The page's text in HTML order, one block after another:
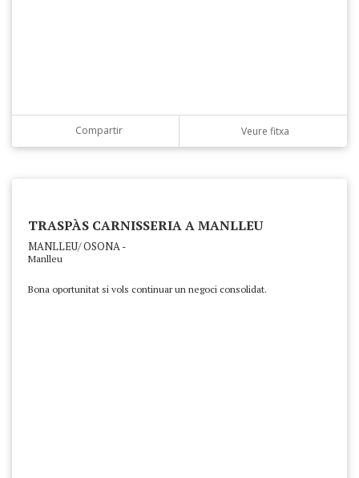
Compartir Veure fitxa
TRASPÀS CARNISSERIA A MANLLEU
MANLLEU/ OSONA -
Manlleu
Bona oportunitat si vols continuar un negoci consolidat.